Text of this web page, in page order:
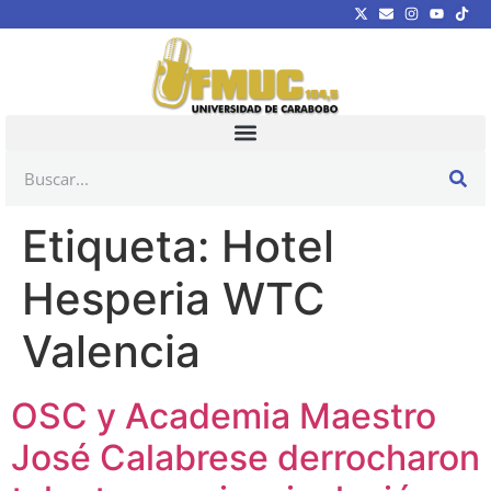
Etiqueta: Hotel
Hesperia WTC
Valencia
OSC y Academia Maestro
José Calabrese derrocharon